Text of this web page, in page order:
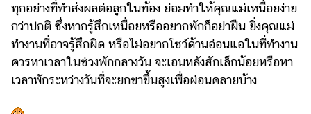
ช้อป
ปิ้ง
รถยนต์
ทุกอย่างที่ทำส่งผลต่อลูกในท้อง ย่อมทำให้คุณแม่เหนื่อยง่าย
กว่าปกติ ซึ่งหากรู้สึกเหนื่อยหรืออยากพักก็อย่าฝืน ยิ่งคุณแม่
ทำงานที่อาจรู้สึกผิด หรือไม่อยากโชว์ด้านอ่อนแอในที่ทำงาน
ควรหาเวลาในช่วงพักกลางวัน จะเอนหลังสักเล็กน้อยหรือหา
เวลาพักระหว่างวันที่จะยกขาขึ้นสูงเพื่อผ่อนคลายบ้าง